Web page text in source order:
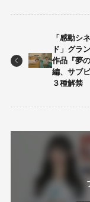
「感動シ
ド」グラ
作品『夢
編、サブ
３種解禁